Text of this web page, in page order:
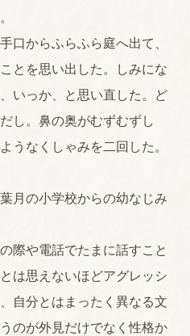
口からふらふら庭へ出て、
とを思い出した。しみにな
いっか、と思い直した。ど
し。鼻の奥がむずむずし
うなくしゃみを二回した。
月の小学校からの幼なじみ
際や電話でたまに話すこと
は思えないほどアグレッシ
自分とはまったく異なる文
のが外見だけでなく性格か